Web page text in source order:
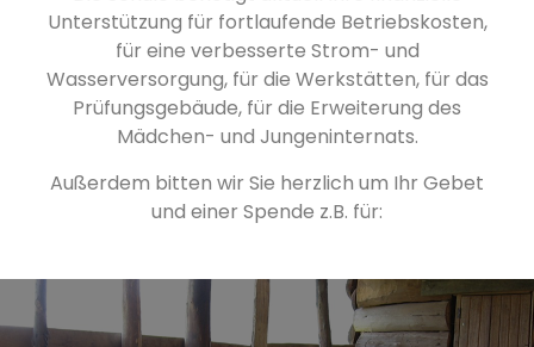
Unterstützung für fortlaufende Betriebskosten,
für eine verbesserte Strom- und
Wasserversorgung, für die Werkstätten, für das
Prüfungsgebäude, für die Erweiterung des
Mädchen- und Jungeninternats.
Außerdem bitten wir Sie herzlich um Ihr Gebet
und einer Spende z.B. für: